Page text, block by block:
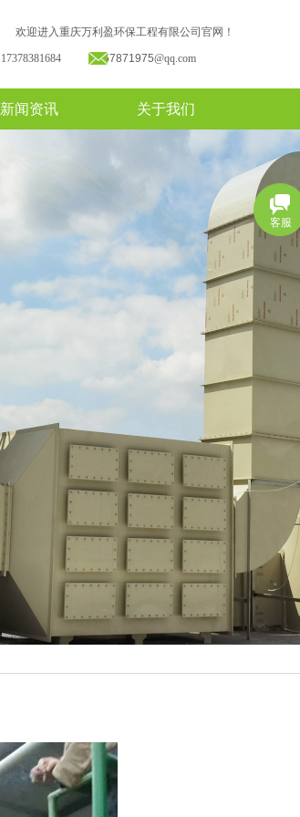
17378381684 157871975@qq.com
欢迎进入重庆万利盈环保工程有限公司官网！
新闻资讯 关于我们
客服